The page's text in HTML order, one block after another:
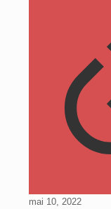
mai 10, 2022